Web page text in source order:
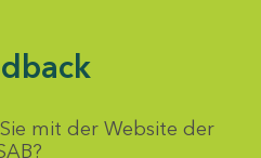
mit der Website der